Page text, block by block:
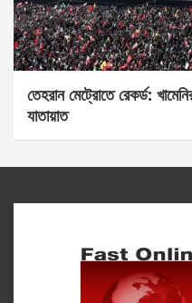
তেহরান মেট্রোতে রেকর্ড:
যাতায়াত